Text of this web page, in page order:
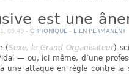
est une
09:49 - CHRONIQUE - LIEN PERMANENT
(Sexe, le Grand Organisateur)
— ou, ici même, d’une
une attaque en règle contre la